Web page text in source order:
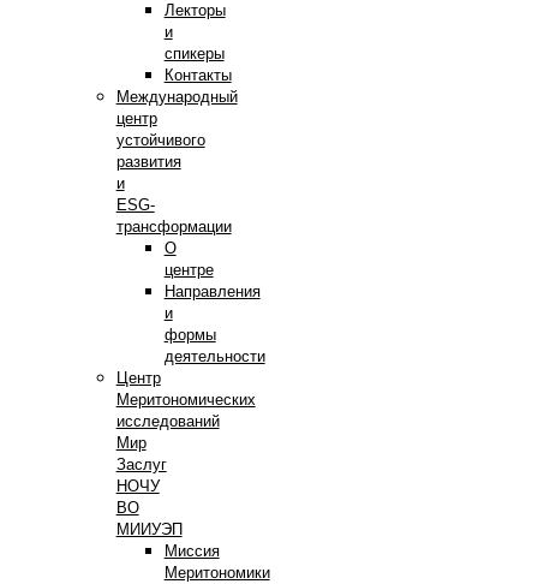
Лекторы
и
спикеры
Контакты
Международный
центр
устойчивого
развития
и
ESG-
трансформации
О
центре
Направления
и
формы
деятельности
Центр
Меритономических
исследований
Мир
Заслуг
НОЧУ
ВО
МИИУЭП
Миссия
Меритономики